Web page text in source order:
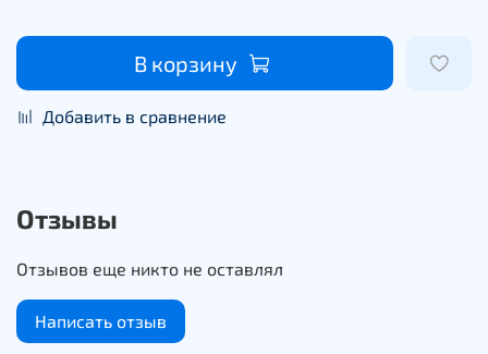
В корзину
Добавить в сравнение
Отзывы
Отзывов еще никто не оставлял
Написать отзыв